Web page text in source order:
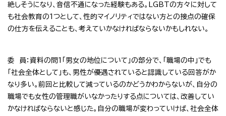
絶しそうになり、音信不通になった経験もある。LGBTの方々に対して
も社会教育の1つとして、性的マイノリティではない方との接点の確保
の仕方を伝えることも、考えていかなければならないかもしれない。
委 員：資料の問1「男女の地位について」の部分で、「職場の中」でも
「社会全体として」も、男性が優遇されていると認識している回答がか
なり多い。前回と比較して減っているのかどうかわからないが、自分の
職場でも女性の管理職がいなかったりする点については、改善してい
かなければならないと感じた。自分の職場が変わっていけば、社会全体